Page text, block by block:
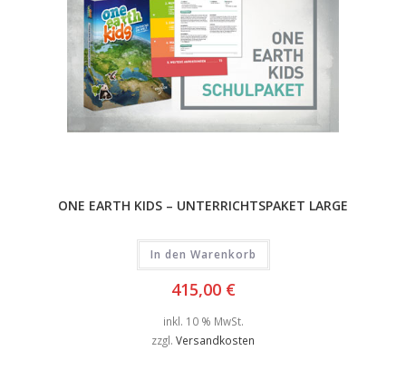
ONE EARTH KIDS – UNTERRICHTSPAKET LARGE
In den Warenkorb
415,00 €
inkl. 10 % MwSt.
zzgl. Versandkosten